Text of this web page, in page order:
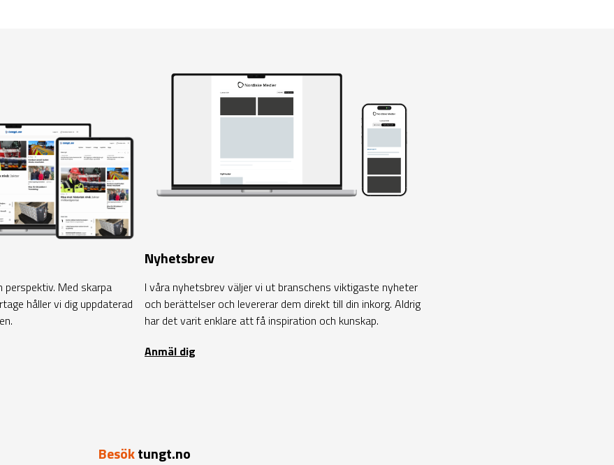
perspektiv. Med skarpa
håller vi dig uppdaterad
Nyhetsbrev
I våra nyhetsbrev väljer vi ut branschens viktigaste nyheter
och berättelser och levererar dem direkt till din inkorg. Aldrig
har det varit enklare att få inspiration och kunskap.
Anmäl dig
Besöktungt.no